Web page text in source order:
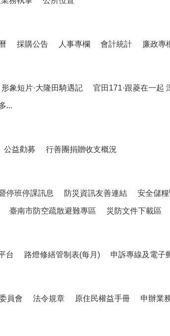
採購公告 人事專欄 會計統計 廉政專
形象短片·大隆田騎遇記 官田171·跟菱在一起
...
公益勸募 行善團捐贈收支概況
停班停課訊息 防災資訊友善連結 安全儲
臺南市防空疏散避難專區 災防文件下載區
台 路燈修繕管制表(每月) 申訴專線及電子
員會 法令規章 原住民權益手冊 申辦業